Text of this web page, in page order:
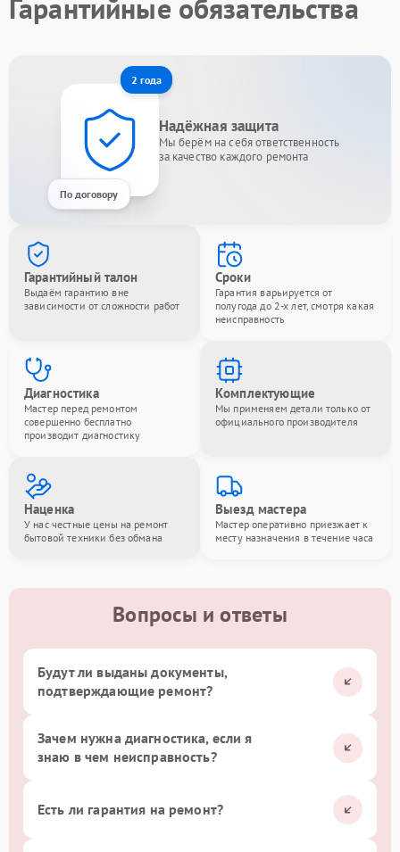
Гарантийные обязательства
2 года
По договору
Надёжная защита
Мы берём на себя ответственность
за качество каждого ремонта
Гарантийный талон
Выдаём гарантию вне
зависимости от сложности работ
Сроки
Гарантия варьируется от
полугода до 2-х лет, смотря какая
неисправность
Диагностика
Мастер перед ремонтом
совершенно бесплатно
производит диагностику
Комплектующие
Мы применяем детали только от
официального производителя
Наценка
У нас честные цены на ремонт
бытовой техники без обмана
Выезд мастера
Мастер оперативно приезжает к
месту назначения в течение часа
Вопросы и ответы
Будут ли выданы документы,
подтверждающие ремонт?
Зачем нужна диагностика, если я
знаю в чем неисправность?
Есть ли гарантия на ремонт?